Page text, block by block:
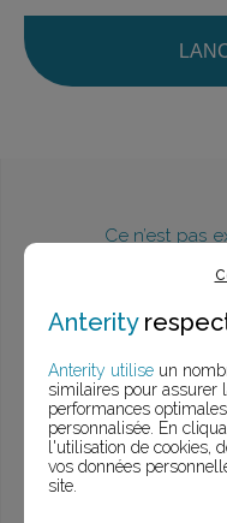
Ce n’est pas
> Voir
Anterity
Anterity utilise un
similaires pour assurer
performances
personnalisée. En
l'utilisation de cookies,
vos données
site.